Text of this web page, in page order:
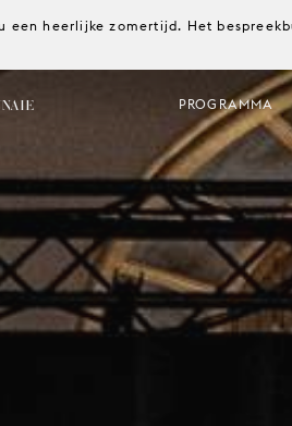
een heerlijke zomertijd. Het
PROGRAMMA